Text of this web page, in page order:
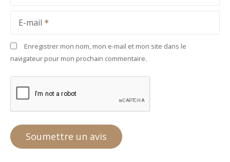
E-mail
Enregistrer mon nom, mon e-mail et mon site dans le
navigateur pour mon prochain commentaire.